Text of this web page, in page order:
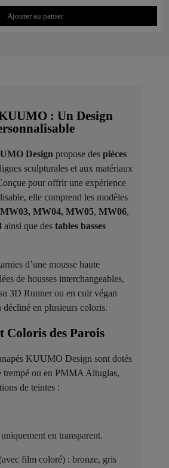
Ajouter au panier
: Un Design
Design propose des pièces
sculpturales et aux matériaux
pour offrir une expérience
elle comprend les modèles
MW04, MW05, MW06,
ainsi que des tables basses
d’une mousse haute
de housses interchangeables,
3D Runner ou en cuir végan
décliné en plusieurs coloris.
des Parois
KUUMO Design sont dotés
trempé ou en PMMA Altuglas,
de teintes :
uniquement en transparent.
film coloré) : bronze, gris